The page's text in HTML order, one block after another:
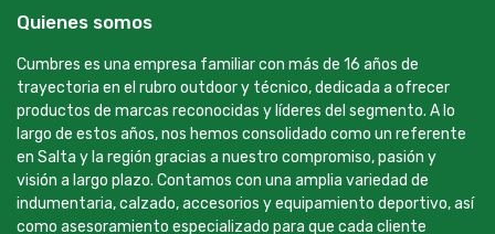
Quienes somos
Cumbres es una empresa familiar con más de 16 años de
trayectoria en el rubro outdoor y técnico, dedicada a ofrecer
productos de marcas reconocidas y líderes del segmento. A lo
largo de estos años, nos hemos consolidado como un referente
en Salta y la región gracias a nuestro compromiso, pasión y
visión a largo plazo. Contamos con una amplia variedad de
indumentaria, calzado, accesorios y equipamiento deportivo, así
como asesoramiento especializado para que cada cliente